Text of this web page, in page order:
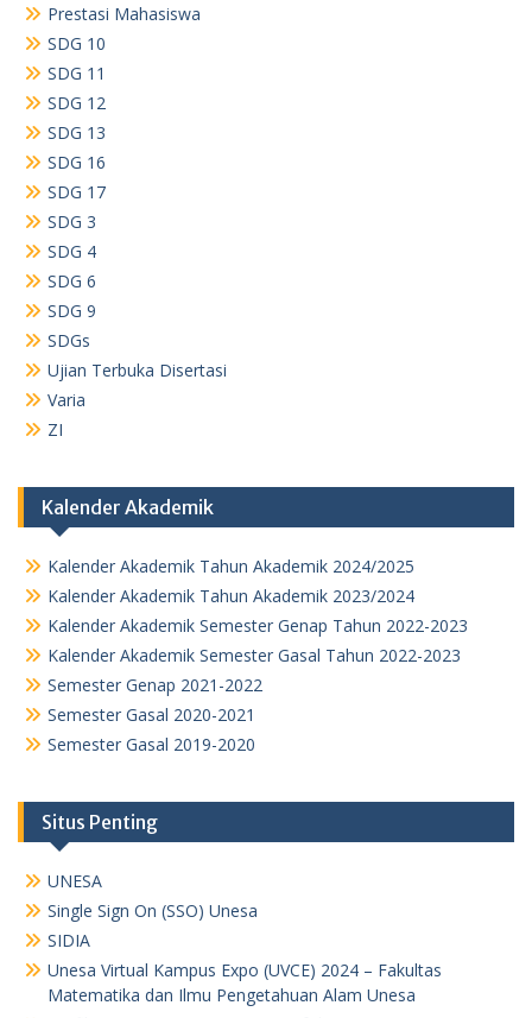
Prestasi Mahasiswa
SDG 10
SDG 11
SDG 12
SDG 13
SDG 16
SDG 17
SDG 3
SDG 4
SDG 6
SDG 9
SDGs
Ujian Terbuka Disertasi
Varia
ZI
Kalender Akademik
Kalender Akademik Tahun Akademik 2024/2025
Kalender Akademik Tahun Akademik 2023/2024
Kalender Akademik Semester Genap Tahun 2022-2023
Kalender Akademik Semester Gasal Tahun 2022-2023
Semester Genap 2021-2022
Semester Gasal 2020-2021
Semester Gasal 2019-2020
Situs Penting
UNESA
Single Sign On (SSO) Unesa
SIDIA
Unesa Virtual Kampus Expo (UVCE) 2024 – Fakultas
Matematika dan Ilmu Pengetahuan Alam Unesa